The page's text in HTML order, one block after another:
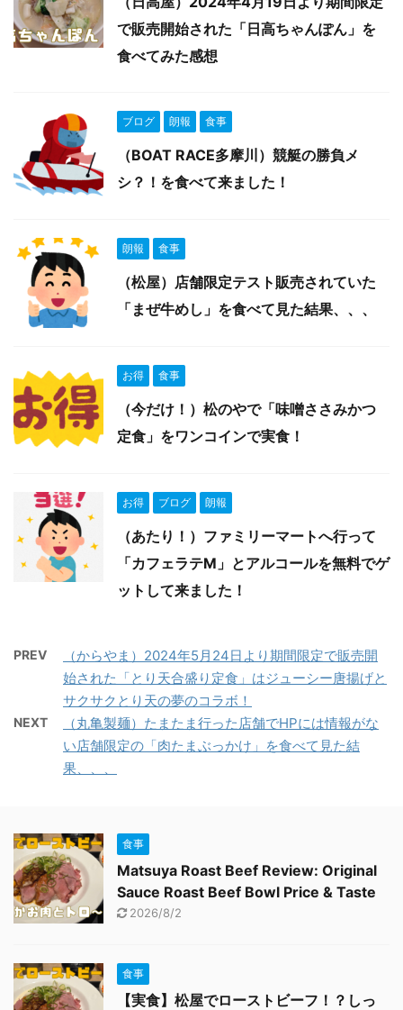
で販売開始された「日高ちゃんぽん」を
食べてみた感想
ブログ 朗報 食事
（BOAT RACE多摩川）競艇の勝負メ
シ？！を食べて来ました！
朗報 食事
（松屋）店舗限定テスト販売されていた
「まぜ牛めし」を食べて見た結果、、、
お得 食事
（今だけ！）松のやで「味噌ささみかつ
定食」をワンコインで実食！
お得 ブログ 朗報
（あたり！）ファミリーマートへ行って
「カフェラテM」とアルコールを無料でゲ
ットして来ました！
PREV
（からやま）2024年5月24日より期間限定で販売開
始された「とり天合盛り定食」はジューシー唐揚げと
サクサクとり天の夢のコラボ！
NEXT
（丸亀製麺）たまたま行った店舗でHPには情報がな
い店舗限定の「肉たまぶっかけ」を食べて見た結
果、、、
食事
Matsuya Roast Beef Review: Original
Sauce Roast Beef Bowl Price & Taste
2026/8/2
食事
【実食】松屋でローストビーフ！？しっ